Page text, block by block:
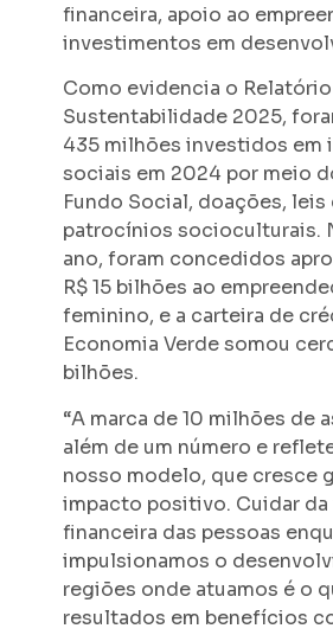
financeira, apoio ao
investimentos em
Como evidencia o
Sustentabilidade 2025,
435 milhões investidos em
sociais em 2024 por meio
Fundo Social, doações,
patrocínios socioculturais.
ano, foram concedidos
R$ 15 bilhões ao
feminino, e a carteira de
Economia Verde somou
bilhões.
“A marca de 10 milhões de
além de um número e
nosso modelo, que cresce
impacto positivo. Cuidar da
financeira das pessoas
impulsionamos o
regiões onde atuamos é o
resultados em benefícios